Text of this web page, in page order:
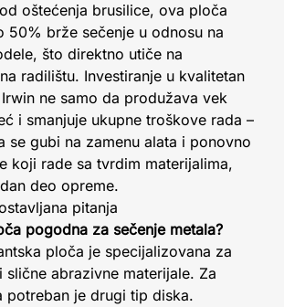
oštećenja brusilice, ova ploča
50% brže sečenje u odnosu na
što direktno utiče na
radilištu. Investiranje u kvalitetan
ne samo da produžava vek
i smanjuje ukupne troškove rada –
se gubi na zamenu alata i ponovno
koji rade sa tvrdim materijalima,
deo opreme.
pitanja
pogodna za sečenje metala?
ploča je specijalizovana za
slične abrazivne materijale. Za
potreban je drugi tip diska.